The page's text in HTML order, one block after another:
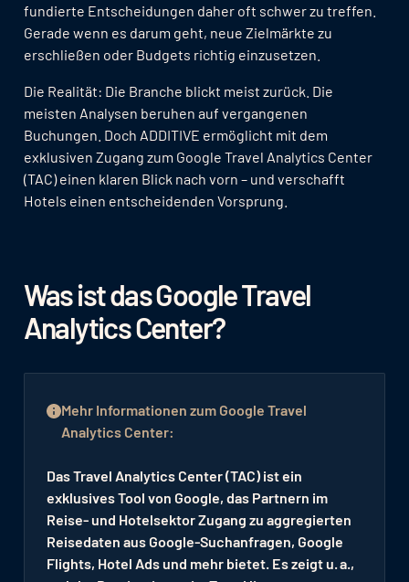
fundierte Entscheidungen daher oft schwer zu treffen.
Gerade wenn es darum geht, neue Zielmärkte zu
erschließen oder Budgets richtig einzusetzen.
Die Realität: Die Branche blickt meist zurück. Die
meisten Analysen beruhen auf vergangenen
Buchungen. Doch ADDITIVE ermöglicht mit dem
exklusiven Zugang zum Google Travel Analytics Center
(TAC) einen klaren Blick nach vorn – und verschafft
Hotels einen entscheidenden Vorsprung.
Was ist das Google Travel
Analytics Center?
Mehr Informationen zum Google Travel
Analytics Center:
Das Travel Analytics Center (TAC) ist ein
exklusives Tool von Google, das Partnern im
Reise- und Hotelsektor Zugang zu aggregierten
Reisedaten aus Google-Suchanfragen, Google
Flights, Hotel Ads und mehr bietet. Es zeigt u. a.,